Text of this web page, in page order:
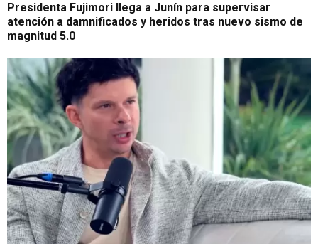
Presidenta Fujimori llega a Junín para supervisar
atención a damnificados y heridos tras nuevo sismo de
magnitud 5.0